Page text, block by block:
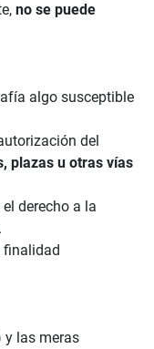
no se puede
algo susceptible
del
plazas u otras vías
derecho a la
.
finalidad
y las meras